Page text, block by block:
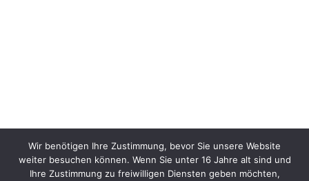
Wir benötigen Ihre Zustimmung, bevor Sie unsere Website
weiter besuchen können. Wenn Sie unter 16 Jahre alt sind und
Ihre Zustimmung zu freiwilligen Diensten geben möchten,